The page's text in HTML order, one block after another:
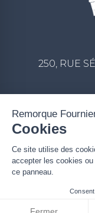
250, RUE
Remorque
Cookies
Ce site utilise des
accepter les cookies
ce panneau.